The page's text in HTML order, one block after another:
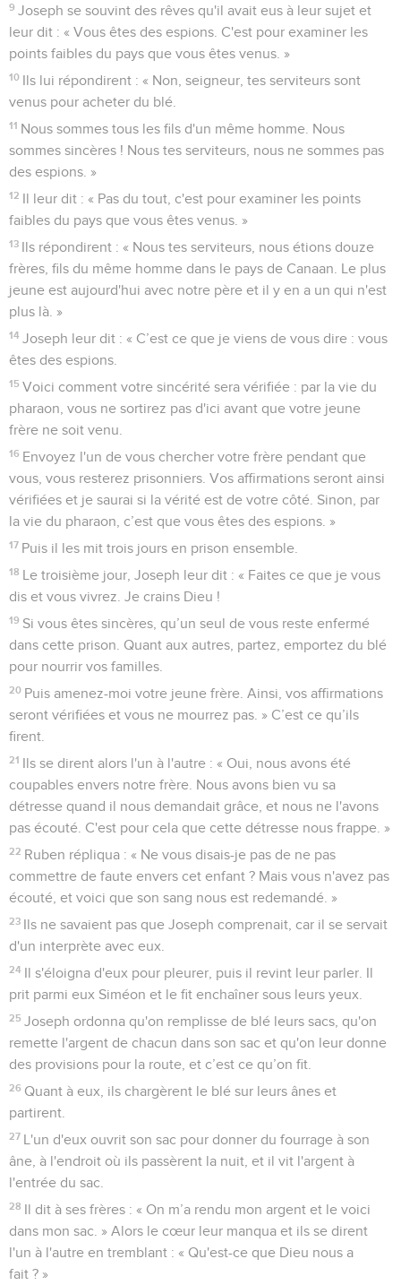
9 Joseph se souvint des rêves qu'il avait eus à leur sujet et
leur dit : « Vous êtes des espions. C'est pour examiner les
points faibles du pays que vous êtes venus. »
10 Ils lui répondirent : « Non, seigneur, tes serviteurs sont
venus pour acheter du blé.
11 Nous sommes tous les fils d'un même homme. Nous
sommes sincères ! Nous tes serviteurs, nous ne sommes pas
des espions. »
12 Il leur dit : « Pas du tout, c'est pour examiner les points
faibles du pays que vous êtes venus. »
13 Ils répondirent : « Nous tes serviteurs, nous étions douze
frères, fils du même homme dans le pays de Canaan. Le plus
jeune est aujourd'hui avec notre père et il y en a un qui n'est
plus là. »
14 Joseph leur dit : « C’est ce que je viens de vous dire : vous
êtes des espions.
15 Voici comment votre sincérité sera vérifiée : par la vie du
pharaon, vous ne sortirez pas d'ici avant que votre jeune
frère ne soit venu.
16 Envoyez l'un de vous chercher votre frère pendant que
vous, vous resterez prisonniers. Vos affirmations seront ainsi
vérifiées et je saurai si la vérité est de votre côté. Sinon, par
la vie du pharaon, c’est que vous êtes des espions. »
17 Puis il les mit trois jours en prison ensemble.
18 Le troisième jour, Joseph leur dit : « Faites ce que je vous
dis et vous vivrez. Je crains Dieu !
19 Si vous êtes sincères, qu’un seul de vous reste enfermé
dans cette prison. Quant aux autres, partez, emportez du blé
pour nourrir vos familles.
20 Puis amenez-moi votre jeune frère. Ainsi, vos affirmations
seront vérifiées et vous ne mourrez pas. » C’est ce qu’ils
firent.
21 Ils se dirent alors l'un à l'autre : « Oui, nous avons été
coupables envers notre frère. Nous avons bien vu sa
détresse quand il nous demandait grâce, et nous ne l'avons
pas écouté. C'est pour cela que cette détresse nous frappe. »
22 Ruben répliqua : « Ne vous disais-je pas de ne pas
commettre de faute envers cet enfant ? Mais vous n'avez pas
écouté, et voici que son sang nous est redemandé. »
23 Ils ne savaient pas que Joseph comprenait, car il se servait
d'un interprète avec eux.
24 Il s'éloigna d'eux pour pleurer, puis il revint leur parler. Il
prit parmi eux Siméon et le fit enchaîner sous leurs yeux.
25 Joseph ordonna qu'on remplisse de blé leurs sacs, qu'on
remette l'argent de chacun dans son sac et qu'on leur donne
des provisions pour la route, et c’est ce qu’on fit.
26 Quant à eux, ils chargèrent le blé sur leurs ânes et
partirent.
27 L'un d'eux ouvrit son sac pour donner du fourrage à son
âne, à l'endroit où ils passèrent la nuit, et il vit l'argent à
l'entrée du sac.
28 Il dit à ses frères : « On m’a rendu mon argent et le voici
dans mon sac. » Alors le cœur leur manqua et ils se dirent
l'un à l'autre en tremblant : « Qu'est-ce que Dieu nous a
fait ? »